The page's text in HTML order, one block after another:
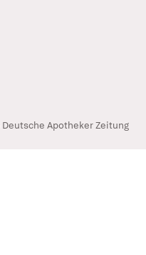
Apotheker Zeitung